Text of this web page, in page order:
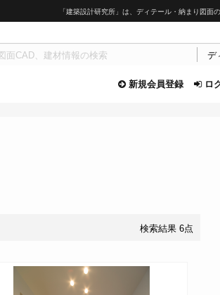
「建築設計研究所」は、ディテール・納まり図面
デ
新規会員登録 ロ
検索結果 6点